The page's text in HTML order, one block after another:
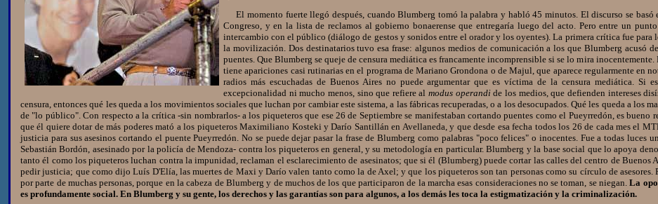
El momento fuerte llegó después, cuando Blumberg tomó la palabra y habló 45 minutos. El discurso se basó
Congreso, y en la lista de reclamos al gobierno bonaerense que entregaría luego del acto. Pero entre un
intercambio con el público (diálogo de gestos y sonidos entre el orador y los oyentes). La primera crítica fue
la movilización. Dos destinatarios tuvo esa frase: algunos medios de comunicación a los que Blumberg acusó
puentes. Que Blumberg se queje de censura mediática es francamente incomprensible si se lo mira
tiene apariciones casi rutinarias en el programa de Mariano Grondona o de Majul, que aparece regularmente en
radios más escuchadas de Buenos Aires no puede argumentar que es víctima de la censura mediática.
excepcionalidad ni mucho menos, sino que refiere almodus operandi de los medios, que defienden intereses
censura, entonces qué les queda a los movimientos sociales que luchan por cambiar este sistema, a las fábricas recuperadas, o a los desocupados. Qué les queda a los
de "lo público". Con respecto a la crítica -sin nombrarlos- a los piqueteros que ese 26 de Septiembre se manifestaban cortando puentes como el Pueyrredón, es
que él quiere dotar de más poderes mató a los piqueteros Maximiliano Kosteki y Darío Santillán en Avellaneda, y que desde esa fecha todos los 26 de cada mes el
justicia para sus asesinos cortando el puente Pueyrredón. No se puede dejar pasar la frase de Blumberg como palabras "poco felices" o inocentes. Fue a todas
Sebastián Bordón, asesinado por la policía de Mendoza- contra los piqueteros en general, y su metodología en particular. Blumberg y la base social que lo apoya
tanto él como los piqueteros luchan contra la impunidad, reclaman el esclarecimiento de asesinatos; que si él (Blumberg) puede cortar las calles del centro de Buenos
pedir justicia; que como dijo Luís D'Elía, las muertes de Maxi y Darío valen tanto como la de Axel; y que los piqueteros son tan personas como su círculo de asesores.
por parte de muchas personas, porque en la cabeza de Blumberg y de muchos de los que participaron de la marcha esas consideraciones no se toman, se niegan.La
es profundamente social. En Blumberg y su gente, los derechos y las garantías son para algunos, a los demás les toca la estigmatización y la criminalización.